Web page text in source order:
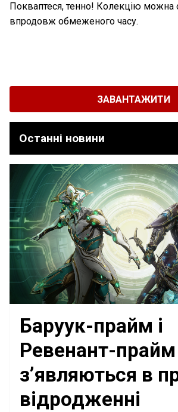
Покваптеся, тенно! Колекцію можна
впродовж обмеженого часу.
ЗАВАНТАЖИТИ
Останні новини
Баруук-прайм і
Ревенант-прайм
з’являються в
відродженні